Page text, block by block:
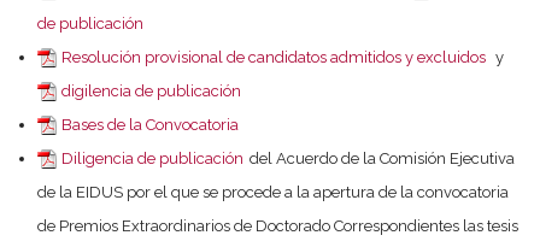
de publicación
Resolución provisional de candidatos admitidos y excluidos y
digilencia de publicación
Bases de la Convocatoria
Diligencia de publicación del Acuerdo de la Comisión Ejecutiva
de la EIDUS por el que se procede a la apertura de la convocatoria
de Premios Extraordinarios de Doctorado Correspondientes las tesis